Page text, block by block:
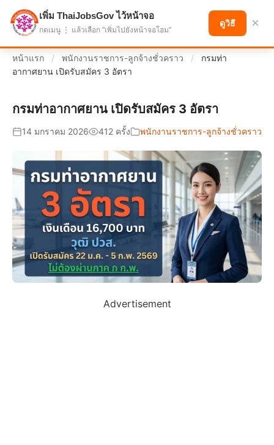
แบ่งปันโอกาส เพื่ออนาคตที่ก้าวหน้า
หน้าแรก / พนักงานราชการ-ลูกจ้างชั่วคราว /
กรมท่า
อากาศยาน เปิดรับสมัคร 3 อัตรา
กรมท่าอากาศยาน เปิดรับสมัคร 3 อัตรา
14 มกราคม 2026 412 ครั้ง พนักงานราชการ-ลูกจ้างชั่วคราว
Advertisement
เพิ่ม ThaiJobsGov ไว้หน้าจอ
กดเมนู ⋮ แล้วเลือก "เพิ่มไปยังหน้าจอโฮม"
ดูวิธี ×